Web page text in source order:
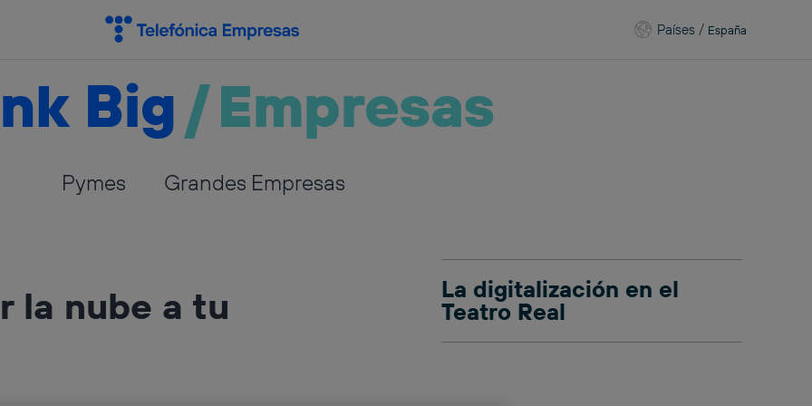
Países / España
Big/Empresas
Pymes Grandes Empresas
la nube a tu
La digitalización en el
Teatro Real